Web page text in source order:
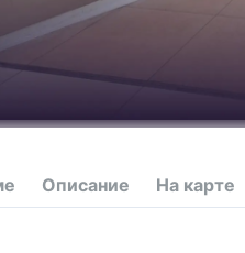
Описание На карте